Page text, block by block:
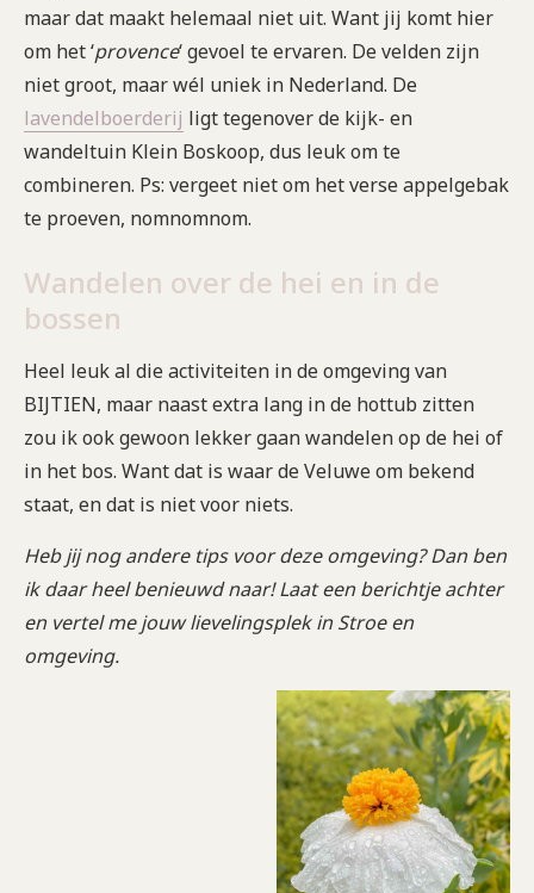
maar dat maakt helemaal niet uit. Want jij komt hier
om het ‘provence‘ gevoel te ervaren. De velden zijn
niet groot, maar wél uniek in Nederland. De
lavendelboerderij ligt tegenover de kijk- en
wandeltuin Klein Boskoop, dus leuk om te
combineren. Ps: vergeet niet om het verse appelgebak
te proeven, nomnomnom.
Wandelen over de hei en in de
bossen
Heel leuk al die activiteiten in de omgeving van
BIJTIEN, maar naast extra lang in de hottub zitten
zou ik ook gewoon lekker gaan wandelen op de hei of
in het bos. Want dat is waar de Veluwe om bekend
staat, en dat is niet voor niets.
Heb jij nog andere tips voor deze omgeving? Dan ben
ik daar heel benieuwd naar! Laat een berichtje achter
en vertel me jouw lievelingsplek in Stroe en
omgeving.